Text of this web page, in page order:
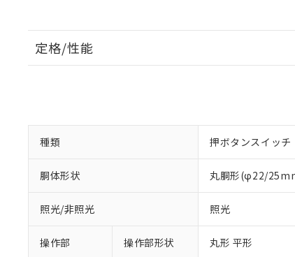
定格/性能
種類 押ボタンスイッチ
胴体形状 丸胴形(φ22/
照光/非照光 照光
操作部 操作部形状 丸形 平形